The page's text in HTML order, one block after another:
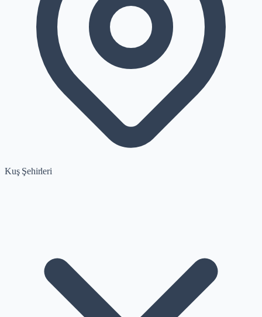
Kuş Şehirleri